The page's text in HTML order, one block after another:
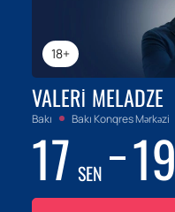
18+
VALERI MELADZE
Bakı Bakı Konqres Mərkəzi
17 SEN 19